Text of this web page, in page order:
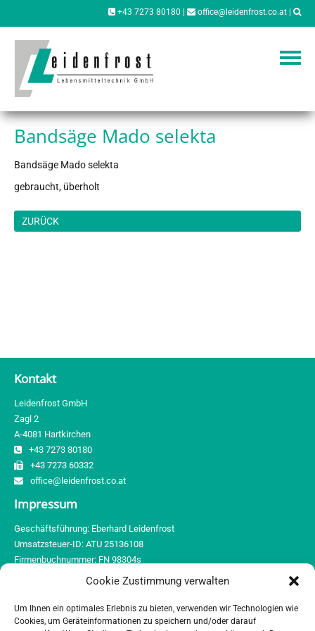
Cookie Zustimmung verwalten
Um Ihnen ein optimales Erlebnis zu bieten, verwenden wir Technologien wie
Cookies, um Geräteinformationen zu speichern und/oder darauf
+43 7273 80180 office@leidenfrost.co.at
Bandsäge Mado selekta
Bandsäge Mado selekta
gebraucht, überholt
ZURÜCK
Kontakt
Leidenfrost GmbH
Zagl 2
A-4081 Hartkirchen
+43 7273 80180
+43 7273 60332
office@leidenfrost.co.at
Impressum
Geschäftsführung: Eberhard Leidenfrost
Umsatzsteuer-ID: ATU 25136108
Firmenbuchnummer: FN 98304s
Gerichtsstand: Landesgericht Wels